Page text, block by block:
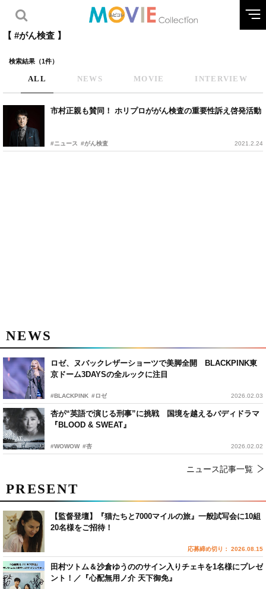
【 #がん検査 】
検索結果（1件）
ALL NEWS MOVIE INTERVIEW
市村正親も賛同！ ホリプロががん検査の重要性訴え啓発活動
#ニュース #がん検査 2021.2.24
NEWS
ロゼ、ヌバックレザーショーツで美脚全開 BLACKPINK東
京ドーム3DAYSの全ルックに注目
#BLACKPINK #ロゼ 2026.02.03
杏が“英語で演じる刑事”に挑戦 国境を越えるバディドラマ
『BLOOD & SWEAT』
#WOWOW #杏 2026.02.02
ニュース記事一覧
PRESENT
【監督登壇】『猫たちと7000マイルの旅』一般試写会に10組
20名様をご招待！
応募締め切り： 2026.08.15
田村ツトム＆沙倉ゆうののサイン入りチェキを1名様にプレゼ
ント！／『心配無用ノ介 天下御免』